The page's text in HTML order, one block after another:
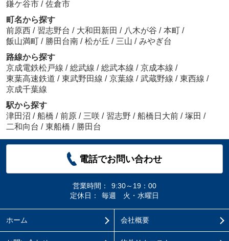
鎌ケ谷市 / 佐倉市
町名から探す
前原西 / 習志野台 / 大和田新田 / 八木が谷 / 本町 /
飯山満町 / 勝田台南 / 松が丘 / 三山 / みやぎ台
路線から探す
京成電鉄松戸線 / 総武線 / 総武本線 / 京成本線 /
東葉高速鉄道 / 東武野田線 / 京葉線 / 武蔵野線 / 東西線 /
京成千葉線
駅から探す
津田沼 / 船橋 / 前原 / 三咲 / 習志野 / 船橋日大前 / 塚田 /
二和向台 / 東船橋 / 勝田台
電話でお問い合わせ
営業時間：
9:30～19：00
定休日：
毎週 火・水曜日
ホーム 会社概要